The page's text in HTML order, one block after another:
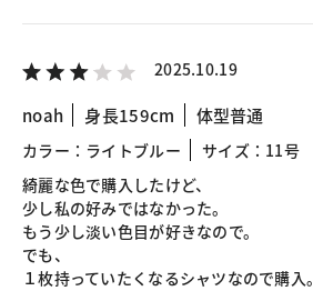
2025.10.19
noah 身長159cm 体型普通
カラー：ライトブルー
サイズ：11号
綺麗な色で購入したけど、
少し私の好みではなかった。
もう少し淡い色目が好きなので。
でも、
１枚持っていたくなるシャツなので購入。